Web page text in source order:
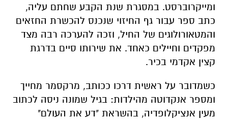
ומייקרוברסט. במסגרת שנת הקבע שחתם עליה,
כתב ספר עבור גף החיזוי שנכנס להכשרת החזאים
והמטאורולוגים של החיל, וזכה להערכה רבה מצד
מפקדים וחיילים כאחד. את שירותו סיים בדרגת
קצין אקדמי בכיר.
כשמדובר על ראשית דרכו ככותב, מרקסמר מחייך
ומספר אנקדוטה מהילדות: בגיל שמונה ניסה לכתוב
מעין אנציקלופדיה, בהשראת "דע את העולם"